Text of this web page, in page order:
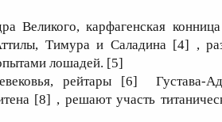
Великого, карфагенская
Тимура и Саладина [4] ,
лошадей. [5]
рейтары [6] Густава-
[8] , решают участь